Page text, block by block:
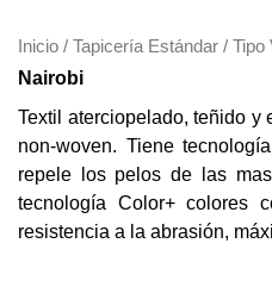
Inicio / Tapicería Estándar / Tipo
Nairobi
Textil aterciopelado, teñido y
non-woven. Tiene
repele los pelos de las
tecnología Color+ colores
resistencia a la abrasión,